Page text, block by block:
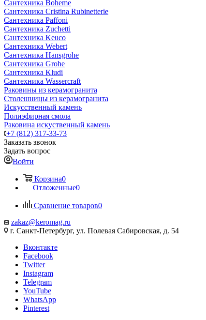
Сантехника Boheme
Сантехника Cristina Rubinetterie
Сантехника Paffoni
Сантехника Zuchetti
Сантехника Keuco
Сантехника Webert
Сантехника Hansgrohe
Сантехника Grohe
Сантехника Kludi
Сантехника Wassercraft
Раковины из керамогранита
Столешницы из керамогранита
Искусственный камень
Полиэфирная смола
Раковина искуственный камень
+7 (812) 317-33-73
Заказать звонок
Задать вопрос
Войти
Корзина0
Отложенные0
Сравнение товаров0
zakaz@keromag.ru
г. Санкт-Петербург, ул. Полевая Сабировская, д. 54
Вконтакте
Facebook
Twitter
Instagram
Telegram
YouTube
WhatsApp
Pinterest